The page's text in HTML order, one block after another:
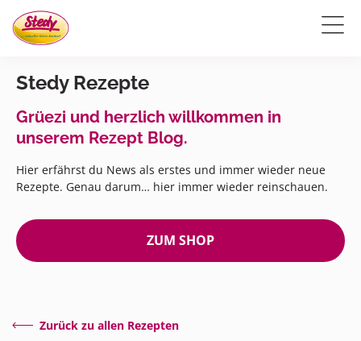
Stedy Rezepte
Grüezi und herzlich willkommen in
unserem Rezept Blog.
Hier erfährst du News als erstes und immer wieder neue
Rezepte. Genau darum… hier immer wieder reinschauen.
ZUM SHOP
Zurück zu allen Rezepten